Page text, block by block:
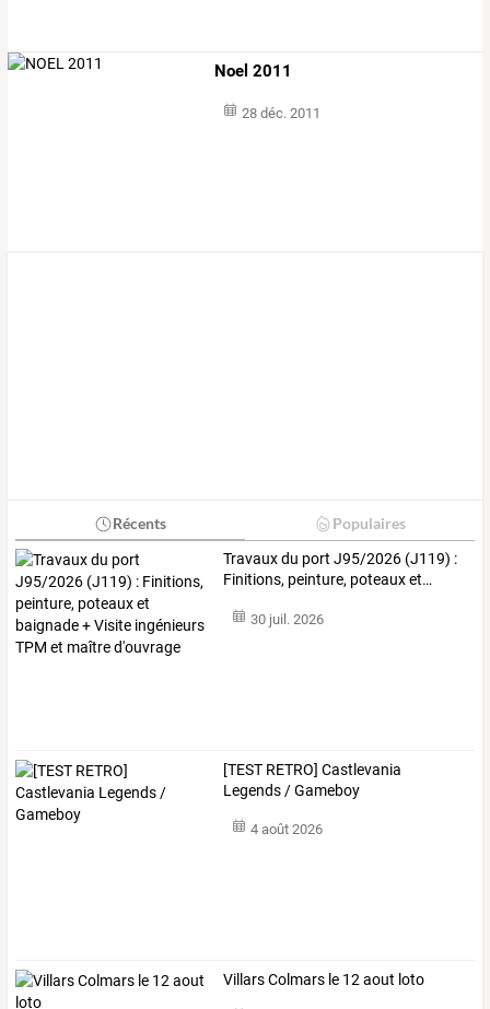
Noel 2011
28 déc. 2011
Récents Populaires
Travauxdu port J95/2026 (J119) :
Finitions, peinture, poteauxet…
30 juil. 2026
[TEST RETRO] Castlevania
Legends / Gameboy
4 août 2026
Villars Colmars le 12 aout loto